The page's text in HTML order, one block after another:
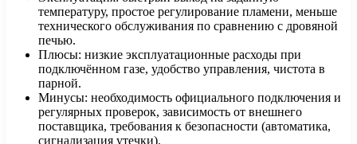
температуру, простое регулирование пламени, меньше
технического обслуживания по сравнению с дровяной
печью.
Плюсы: низкие эксплуатационные расходы при
подключённом газе, удобство управления, чистота в
парной.
Минусы: необходимость официального подключения и
регулярных проверок, зависимость от внешнего
поставщика, требования к безопасности (автоматика,
сигнализация утечки).